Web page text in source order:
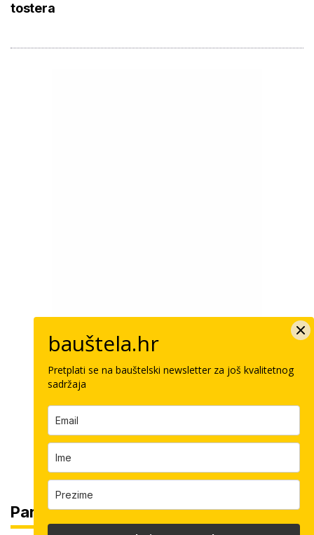
tostera
Partneri
bauštela.hr
Pretplati se na bauštelski newsletter za još kvalitetnog
sadržaja